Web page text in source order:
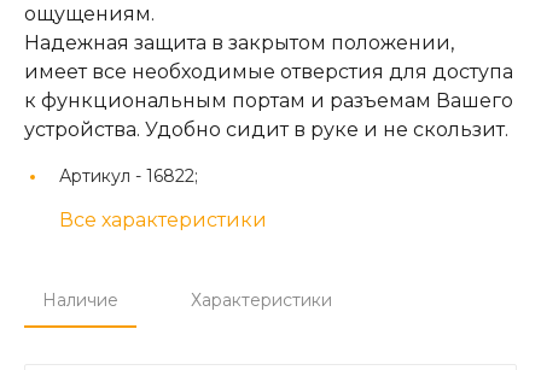
ощущениям.
Надежная защита в закрытом положении,
имеет все необходимые отверстия для доступа
к функциональным портам и разъемам Вашего
устройства. Удобно сидит в руке и не скользит.
Артикул - 16822;
Все характеристики
Наличие Характеристики